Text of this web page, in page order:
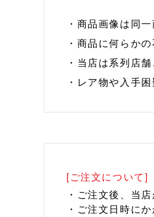
・商品画像は同
・商品に何らか
・当店は系列店
・レア物や入手
[ご注文について]
・ご注文後、当
・ご注文日時に